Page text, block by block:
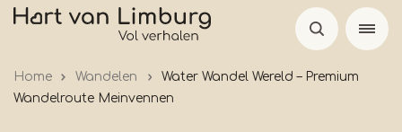
Overslaan
Home Wandelen
Water Wandel Wereld – Premium
Wandelroute Meinvennen